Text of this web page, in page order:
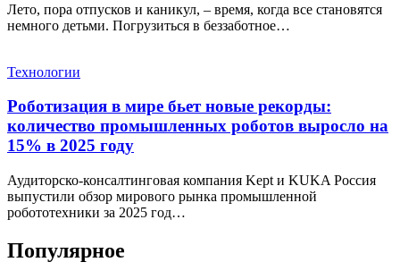
Лето, пора отпусков и каникул, – время, когда все становятся
немного детьми. Погрузиться в беззаботное…
Технологии
Роботизация в мире бьет новые рекорды:
количество промышленных роботов выросло на
15% в 2025 году
Аудиторско-консалтинговая компания Kept и KUKA Россия
выпустили обзор мирового рынка промышленной
робототехники за 2025 год…
Популярное